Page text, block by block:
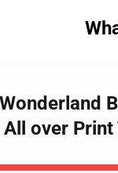
over Print